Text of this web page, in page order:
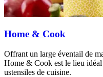
Home & Cook
Offrant un large éventail de
Home & Cook est le lieu
ustensiles de cuisine.